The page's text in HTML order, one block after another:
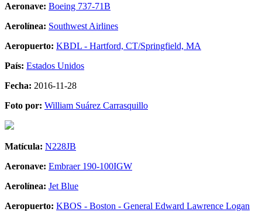
Aeronave: Boeing 737-71B
Aerolínea: Southwest Airlines
Aeropuerto: KBDL - Hartford, CT/Springfield, MA
País: Estados Unidos
Fecha: 2016-11-28
Foto por: William Suárez Carrasquillo
Matícula: N228JB
Aeronave: Embraer 190-100IGW
Aerolínea: Jet Blue
Aeropuerto: KBOS - Boston - General Edward Lawrence Logan